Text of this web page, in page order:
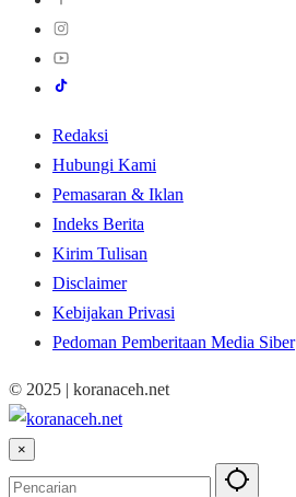
Redaksi
Hubungi Kami
Pemasaran & Iklan
Indeks Berita
Kirim Tulisan
Disclaimer
Kebijakan Privasi
Pedoman Pemberitaan Media Siber
© 2025 | koranaceh.net
×